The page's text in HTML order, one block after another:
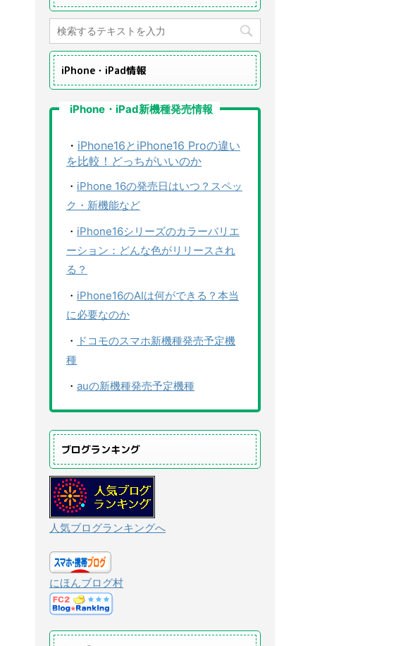
iPhone・iPad情報
iPhone・iPad新機種発売情報
・ iPhone16とiPhone16 Proの違い
を比較！どっちがいいのか
・ iPhone 16の発売日はいつ？スペッ
ク・新機能など
・ iPhone16シリーズのカラーバリエ
ーション：どんな色がリリースされ
る？
・ iPhone16のAIは何ができる？本当
に必要なのか
・ ドコモのスマホ新機種発売予定機
種
・ auの新機種発売予定機種
ブログランキング
人気ブログランキングへ
にほんブログ村